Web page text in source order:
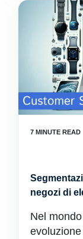
negozi di
Nel